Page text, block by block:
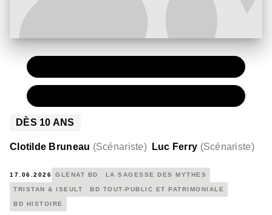
DÈS 10 ANS
Clotilde Bruneau (Scénariste) Luc Ferry (Scénariste)
17.06.2026 GLÉNAT BD LA SAGESSE DES MYTHES
TRISTAN & ISEULT BD TOUT-PUBLIC ET PATRIMONIALE
BD HISTOIRE